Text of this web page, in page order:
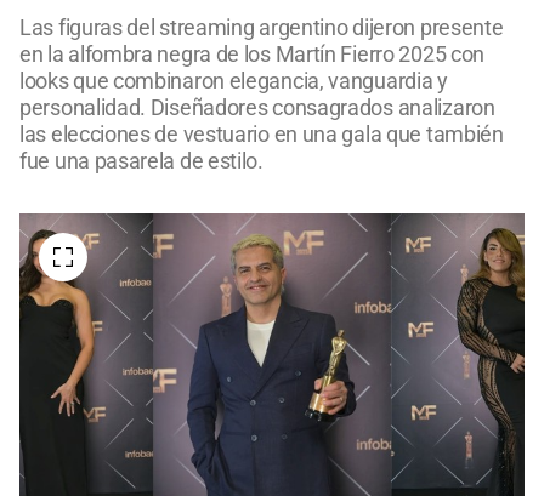
Las figuras del streaming argentino dijeron presente
en la alfombra negra de los Martín Fierro 2025 con
looks que combinaron elegancia, vanguardia y
personalidad. Diseñadores consagrados analizaron
las elecciones de vestuario en una gala que también
fue una pasarela de estilo.